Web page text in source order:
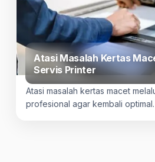
Atasi Masalah Kertas
Servis Printer
Atasi masalah kertas macet
profesional agar kembali